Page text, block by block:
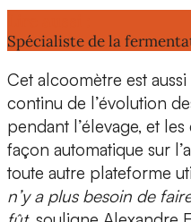
Spécialiste de la
Cet alcoomètre est
continu de l’évolution
pendant l’élevage, et
façon automatique sur
toute autre plateforme
n’y a plus besoin de